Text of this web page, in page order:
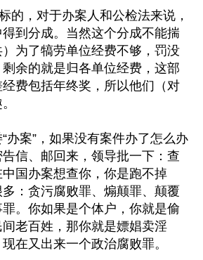
的，对于办案人和公检法来说，
到分成。当然这个分成不能揣
为了犒劳单位经费不够，罚没
余的就是归各单位经费，这部
费包括年终奖，所以他们（对
办案”，如果没有案件办了怎么办
信、邮回来，领导批一下：查
国办案想查你，你是跑不掉
：贪污腐败罪、煽颠罪、颠覆
。你如果是个体户，你就是偷
老百姓，那你就是嫖娼卖淫
在又出来一个政治腐败罪。